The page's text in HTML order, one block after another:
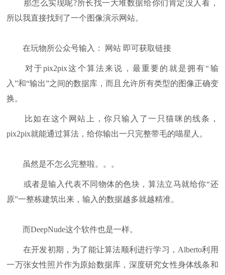
那怎么实现呢?所长找一大堆数据给你们肯定没人看，
所以我直接找到了一个图像演示网站。
在玩物所公众号输入： 网站 即可获取链接
对于pix2pix这个算法来说，最重要的就是拥有“输
入”和“输出”之间的数据库，而且允许所有类型的图像正确变
换。
比如在这个网站上，你只输入了一只猫咪的线条，
pix2pix就能通过算法，给你输出一只完整带毛的喵星人。
虽然是不怎么完整啦。。。
或者是输入代表不同物体的色块，算法立马就给你“还
原”一整栋建筑出来，输入的数据越多就越精准。
而DeepNude这个软件也是一样。
在开发初期，为了能让算法顺利进行学习，Alberto利用
一万张女性照片作为原始数据库，深度研究女性身体线条和